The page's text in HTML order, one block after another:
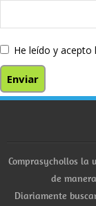
He leído y acepto
Comprasychollos la
de
Diariamente